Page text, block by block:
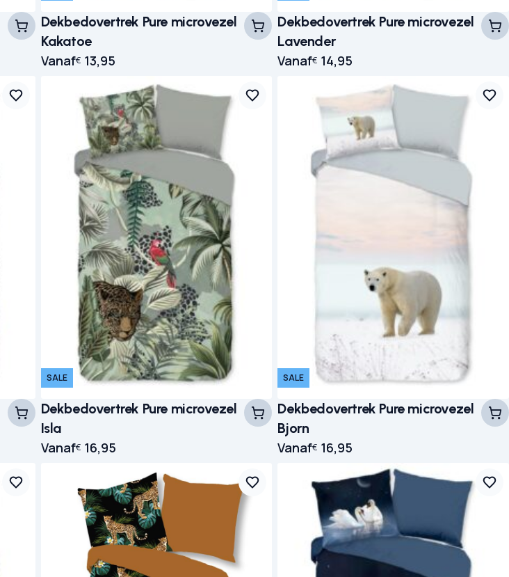
Dekbedovertrek Pure microvezel
Kakatoe
Vanaf€ 13,95
Dekbedovertrek Pure microvezel
Lavender
Vanaf€ 14,95
SALE
Dekbedovertrek Pure microvezel
Isla
Vanaf€ 16,95
SALE
Dekbedovertrek Pure microvezel
Bjorn
Vanaf€ 16,95